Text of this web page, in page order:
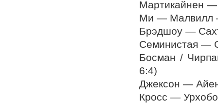
Мартикайнен
Ми — Малвилл
Брэдшоу —
Семинистая —
Босман /
6:4)
Джексон —
Кросс —